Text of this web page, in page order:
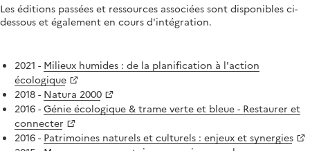
Les éditions passées et ressources associées sont disponibles ci-
dessous et également en cours d'intégration.
2021 - Milieux humides : de la planification à l'action
écologique
2018 - Natura 2000
2016 - Génie écologique & trame verte et bleue - Restaurer et
connecter
2016 - Patrimoines naturels et culturels : enjeux et synergies